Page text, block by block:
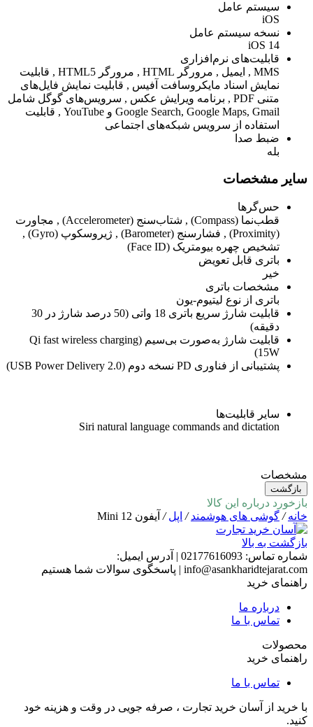
سیستم عامل
iOS
نسخه سیستم عامل
iOS 14
قابلیت‌های نرم‌افزاری
MMS , ایمیل , مرورگر HTML , مرورگر HTML5 , قابلیت
نمایش اسناد مایکروسافت آفیس , قابلیت نمایش فایل‌های
متنی PDF , برنامه ویرایش عکس , سرویس‌های گوگل شامل
Google Search, Google Maps, Gmail و YouTube , قابلیت
استفاده از سرویس شبکه‌های اجتماعی
ضبط صدا
بله
سایر مشخصات
حس‌گرها
قطب‌نما (Compass) , شتاب‌سنج (Accelerometer) , مجاورت
(Proximity) , فشارسنج (Barometer) , ژیروسکوپ (Gyro) ,
تشخیص چهره بیومتریک (Face ID)
باتری قابل تعویض
خیر
مشخصات باتری
باتری از نوع لیتیوم-یون
قابلیت شارژ سریع باتری 18 واتی (50 درصد شارژ در 30
دقیقه)
قابلیت شارژ به‌صورت بی‌سیم (Qi fast wireless charging
15W)
پشتیبانی از فناوری PD نسخه دوم (USB Power Delivery 2.0)
سایر قابلیت‌ها
Siri natural language commands and dictation
مشخصات
بازگشت
بازخورد درباره این کالا
خانه/ گوشی های هوشمند/ اپل/ آیفون 12 Mini
بازگشت به بالا
شماره تماس: 02177616093
| آدرس ایمیل:
info@asankharidtejarat.com
| پاسخگوی سوالات شما هستیم
راهنمای خرید
درباره ما
تماس با ما
محصولات
راهنمای خرید
تماس با ما
با خرید از آسان خرید تجارت ، صرفه جویی در وقت و هزینه خود
کنید.